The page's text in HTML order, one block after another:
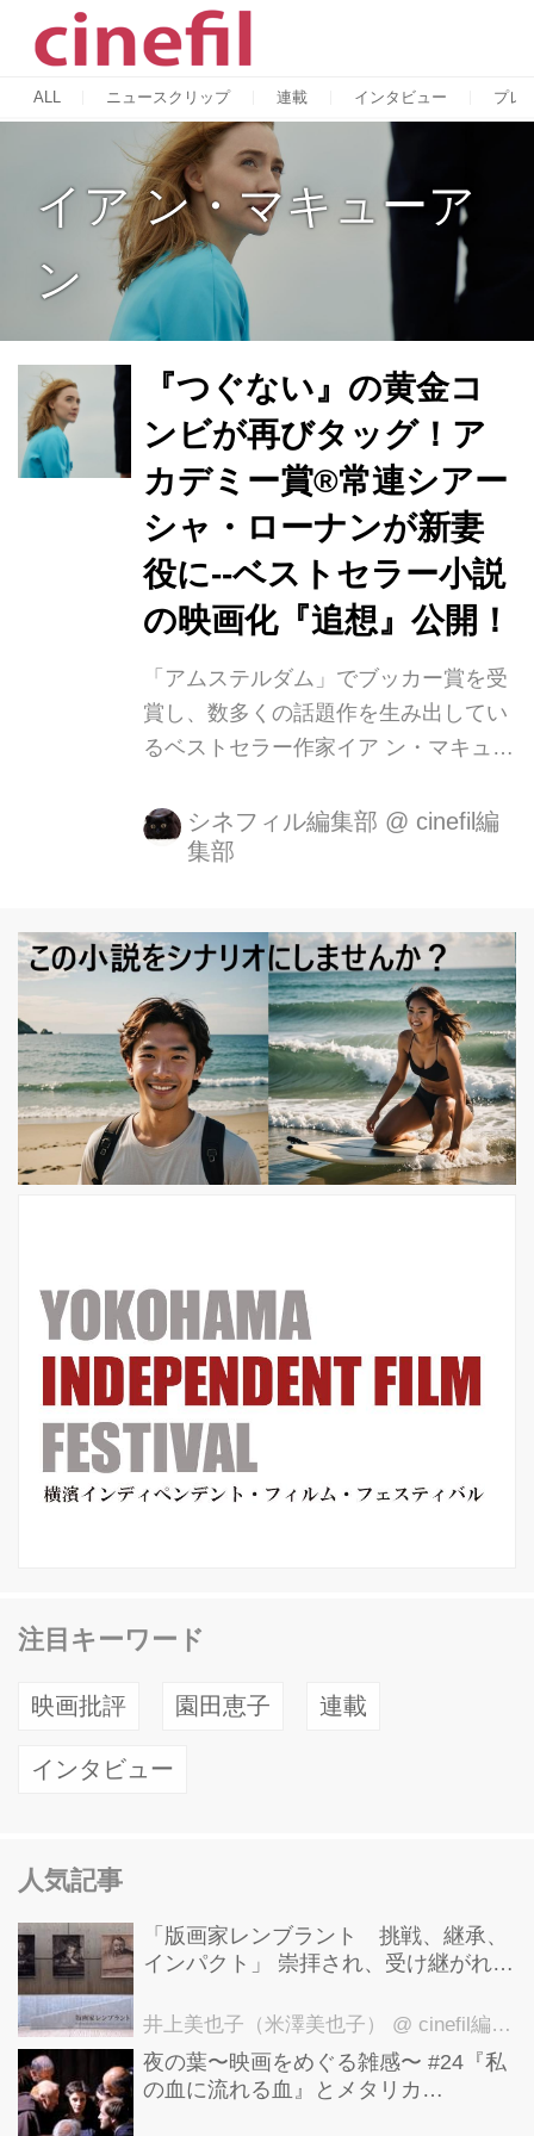
ALL ニュースクリップ 連載 インタビュー プレ
イア ン・マキューア
ン
『つぐない』の黄金コ
ンビが再びタッグ！ア
カデミー賞®常連シアー
シャ・ローナンが新妻
役に--ベストセラー小説
の映画化『追想』公開！
「アムステルダム」でブッカー賞を受
賞し、数多くの話題作を生み出してい
るベストセラー作家イア ン・マキュー
ローナン主演で映画化した『On Chesil
Beach』が『追想』の邦題として、 8
験する“大人になる瞬間”の儚さと美し
さを切り取った 唯一無二のラブストー
リー 『ブルックリン』や『レディ・バ
ード』といった話題作に立て続けに主
演し、24 歳 にしてアカデミー賞®の常
連といわれるシアーシャ・ローナン。
若手女優の筆頭として目覚ましい活躍
シネフィル編集部 @ cinefil編
集部
注目キーワード
映画批評 園田恵子 連載
インタビュー
人気記事
「版画家レンブラント 挑戦、継承、
インパクト」 崇拝され、受け継がれ、
洋美術館にて9月23日まで開催中！
井上美也子（米澤美也子） @ cinefil編集部
夜の葉〜映画をめぐる雑感〜 #24『私
の血に流れる血』とメタリカ